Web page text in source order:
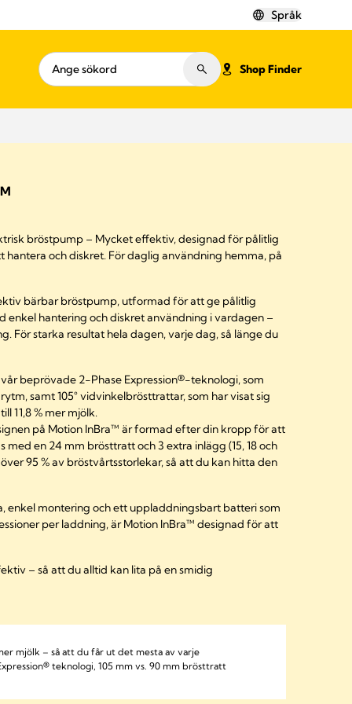
Språk
Shop Finder
bröstpump – Mycket effektiv, designad för pålitlig
hantera och diskret. För daglig användning hemma, på
bärbar bröstpump, utformad för att ge pålitlig
enkel hantering och diskret användning i vardagen –
För starka resultat hela dagen, varje dag, så länge du
beprövade 2-Phase Expression®-teknologi, som
samt 105° vidvinkelbrösttrattar, som har visat sig
11,8 % mer mjölk.
på Motion InBra™ är formad efter din kropp för att
en 24 mm brösttratt och 3 extra inlägg (15, 18 och
95 % av bröstvårtsstorlekar, så att du kan hitta den
enkel montering och ett uppladdningsbart batteri som
per laddning, är Motion InBra™ designad för att
– så att du alltid kan lita på en smidig
mjölk – så att du får ut det mesta av varje
teknologi, 105 mm vs. 90 mm brösttratt